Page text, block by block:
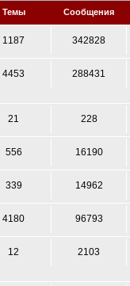
Темы Сообщения
1187 342828
4453 288431
21 228
556 16190
339 14962
4180 96793
12 2103